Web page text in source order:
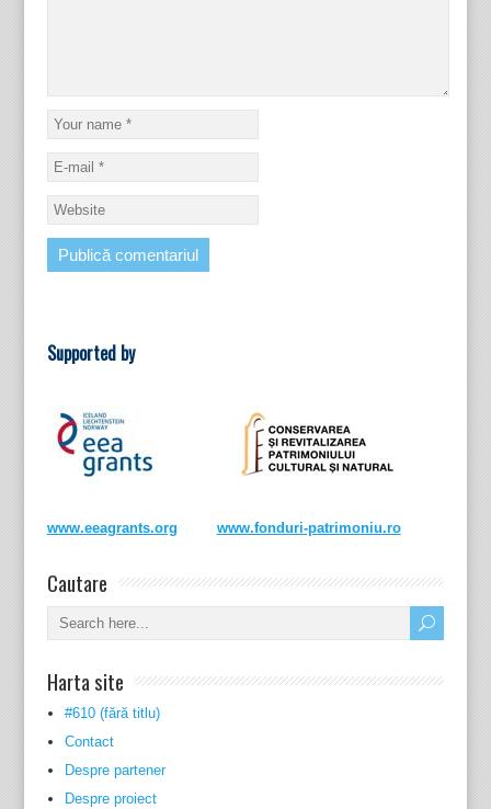
Supported by
www.eeagrants.org www.fonduri-patrimoniu.ro
Cautare
Harta site
#610 (fără titlu)
Contact
Despre partener
Despre proiect